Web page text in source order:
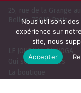
25, rue de la Grange
Belles, 75010 Paris
LE JOURNAL DU YOGA
Qui sommes-nous
La boutique
Nous utilisons
expérience sur
site, nous
Accepter